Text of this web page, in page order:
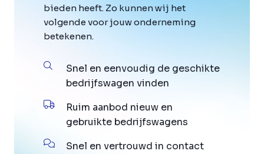
bieden heeft. Zo kunnen wij het
volgende voor jouw onderneming
betekenen.
Snel en eenvoudig de geschikte
bedrijfswagen vinden
Ruim aanbod nieuw en
gebruikte bedrijfswagens
Snel en vertrouwd in contact